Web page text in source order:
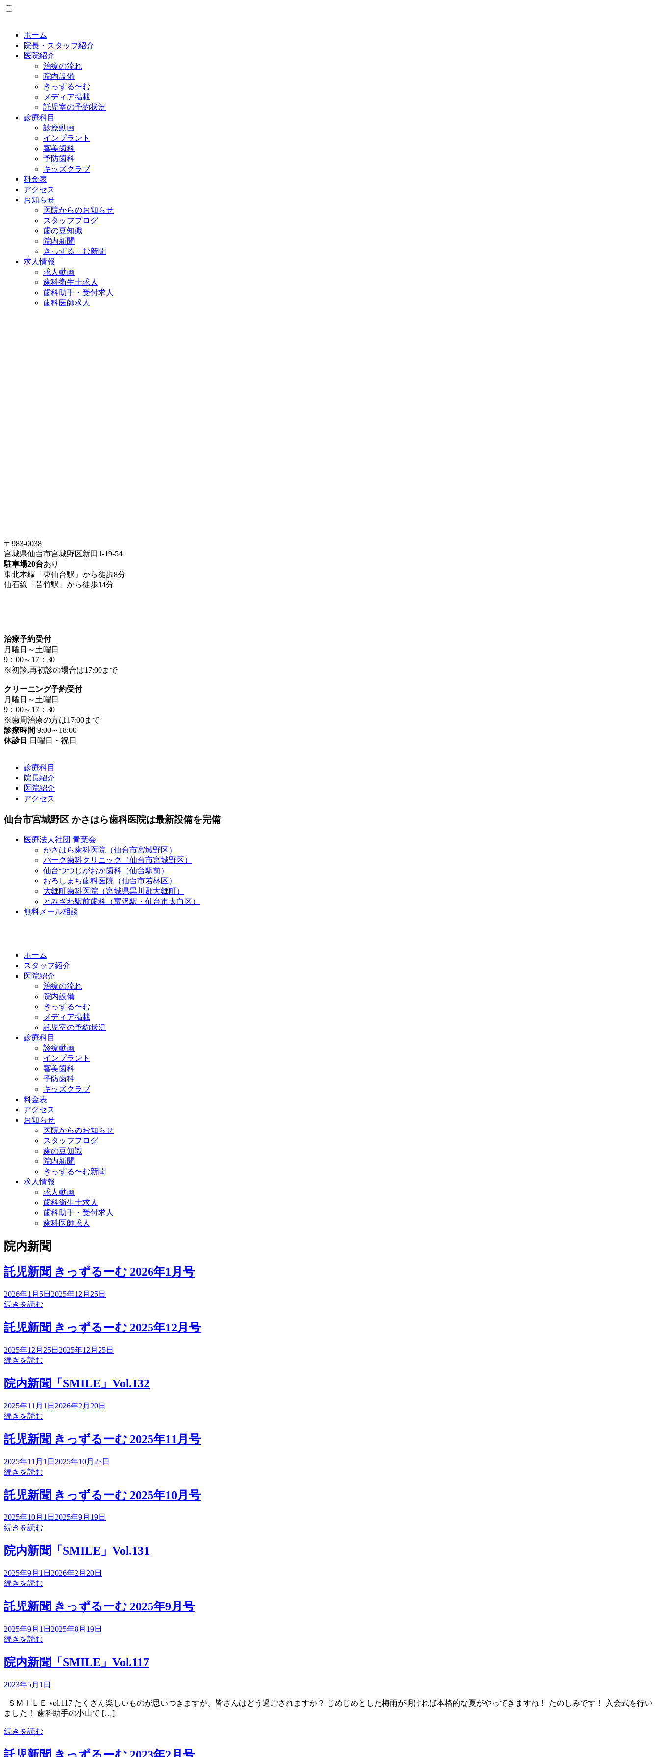
ホーム
院長・スタッフ紹介
医院紹介
治療の流れ
院内設備
きっずる〜む
メディア掲載
託児室の予約状況
診療科目
診療動画
インプラント
審美歯科
予防歯科
キッズクラブ
料金表
アクセス
お知らせ
医院からのお知らせ
スタッフブログ
歯の豆知識
院内新聞
きっずるーむ新聞
求人情報
求人動画
歯科衛生士求人
歯科助手・受付求人
歯科医師求人
〒983-0038
宮城県仙台市宮城野区新田1-19-54
駐車場20台あり
東北本線「東仙台駅」から徒歩8分
仙石線「苦竹駅」から徒歩14分
治療予約受付
月曜日～土曜日
9：00～17：30
※初診,再初診の場合は17:00まで
クリーニング予約受付
月曜日～土曜日
9：00～17：30
※歯周治療の方は17:00まで
診療時間 9:00～18:00
休診日
日曜日・祝日
診療科目
院長紹介
医院紹介
アクセス
仙台市宮城野区 かさはら歯科医院は最新設備を完備
医療法人社団 青葉会
かさはら歯科医院（仙台市宮城野区）
パーク歯科クリニック（仙台市宮城野区）
仙台つつじがおか歯科（仙台駅前）
おろしまち歯科医院（仙台市若林区）
大郷町歯科医院（宮城県黒川郡大郷町）
とみざわ駅前歯科（富沢駅・仙台市太白区）
無料メール相談
ホーム
スタッフ紹介
医院紹介
治療の流れ
院内設備
きっずる〜む
メディア掲載
託児室の予約状況
診療科目
診療動画
インプラント
審美歯科
予防歯科
キッズクラブ
料金表
アクセス
お知らせ
医院からのお知らせ
スタッフブログ
歯の豆知識
院内新聞
きっずる〜む新聞
求人情報
求人動画
歯科衛生士求人
歯科助手・受付求人
歯科医師求人
院内新聞
託児新聞 きっずるーむ 2026年1月号
2026年1月5日 2025年12月25日
続きを読む
託児新聞 きっずるーむ 2025年12月号
2025年12月25日 2025年12月25日
続きを読む
院内新聞「SMILE」Vol.132
2025年11月1日 2026年2月20日
続きを読む
託児新聞 きっずるーむ 2025年11月号
2025年11月1日 2025年10月23日
続きを読む
託児新聞 きっずるーむ 2025年10月号
2025年10月1日 2025年9月19日
続きを読む
院内新聞「SMILE」Vol.131
2025年9月1日 2026年2月20日
続きを読む
託児新聞 きっずるーむ 2025年9月号
2025年9月1日 2025年8月19日
続きを読む
院内新聞「SMILE」Vol.117
2023年5月1日
ＳＭＩＬＥ vol.117 たくさん楽しいものが思いつきますが、皆さんはどう過ごされますか？ じめじめとした梅雨が明ければ本格的な夏がやってきますね！ たのしみです！ 入会式を行い
ました！ 歯科助手の小山で […]
続きを読む
託児新聞 きっずるーむ 2023年2月号